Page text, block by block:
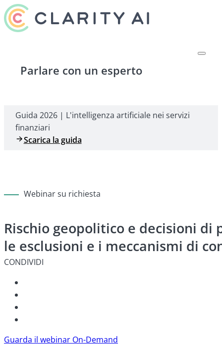
Parlare con un esperto
Guida 2026 | L'intelligenza artificiale nei servizi
finanziari
Scarica la guida
Webinar su richiesta
Rischio geopolitico e decisioni
le esclusioni e i meccanismi di
CONDIVIDI
Guarda il webinar On-Demand